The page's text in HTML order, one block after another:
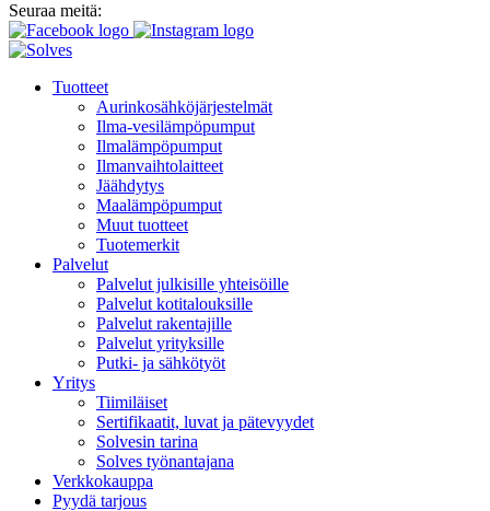
Seuraa meitä:
Tuotteet
Aurinkosähköjärjestelmät
Ilma-vesilämpöpumput
Ilmalämpöpumput
Ilmanvaihtolaitteet
Jäähdytys
Maalämpöpumput
Muut tuotteet
Tuotemerkit
Palvelut
Palvelut julkisille yhteisöille
Palvelut kotitalouksille
Palvelut rakentajille
Palvelut yrityksille
Putki- ja sähkötyöt
Yritys
Tiimiläiset
Sertifikaatit, luvat ja pätevyydet
Solvesin tarina
Solves työnantajana
Verkkokauppa
Pyydä tarjous
Ilmalämpöpumpusta nopea tarjous, nopea toimitus ja
ammattitaitoinen asennus. Hyvät neuvot kaupan
päälle.
Juhani Kuntsi